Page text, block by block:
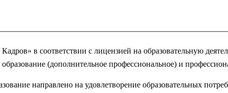
в соответствии с лицензией на образовательную
(дополнительное профессиональное) и
направлено на удовлетворение образовательных